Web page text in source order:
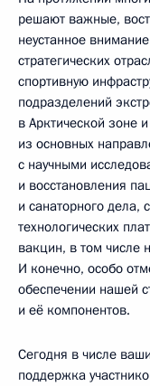
решают важные,
неустанное
стратегических
спортивную
подразделений
в Арктической зоне
из основных
с научными
и восстановления
и санаторного дела,
технологических
вакцин, в том числе
И конечно, особо
обеспечении нашей
и её компонентов.
Сегодня в числе
поддержка